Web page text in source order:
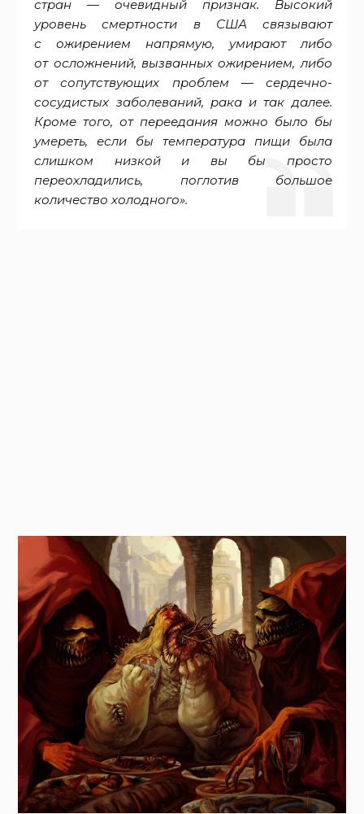
стран — очевидный признак. Высокий
уровень смертности в США связывают
с ожирением напрямую, умирают либо
от осложнений, вызванных ожирением, либо
от сопутствующих проблем — сердечно-
сосудистых заболеваний, рака и так далее.
Кроме того, от переедания можно было бы
умереть, если бы температура пищи была
слишком низкой и вы бы просто
переохладились, поглотив большое
количество холодного».